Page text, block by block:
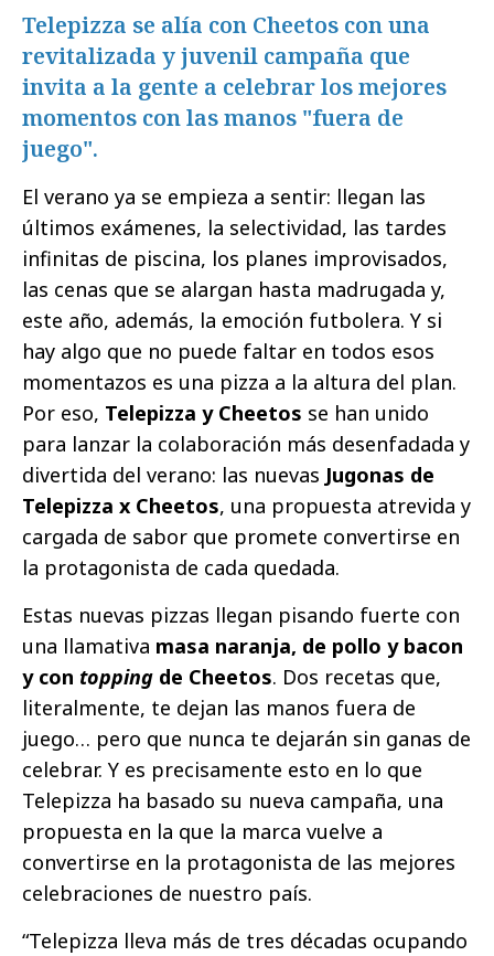
Telepizza se alía con Cheetos con una
revitalizada y juvenil campaña que
invita a la gente a celebrar los mejores
momentos con las manos "fuera de
juego".
El verano ya se empieza a sentir: llegan las
últimos exámenes, la selectividad, las tardes
infinitas de piscina, los planes improvisados,
las cenas que se alargan hasta madrugada y,
este año, además, la emoción futbolera. Y si
hay algo que no puede faltar en todos esos
momentazos es una pizza a la altura del plan.
Por eso, Telepizza y Cheetos se han unido
para lanzar la colaboración más desenfadada y
divertida del verano: las nuevas Jugonas de
Telepizza x Cheetos, una propuesta atrevida y
cargada de sabor que promete convertirse en
la protagonista de cada quedada.
Estas nuevas pizzas llegan pisando fuerte con
una llamativa masa naranja, de pollo y bacon
y con topping de Cheetos. Dos recetas que,
literalmente, te dejan las manos fuera de
juego… pero que nunca te dejarán sin ganas de
celebrar. Y es precisamente esto en lo que
Telepizza ha basado su nueva campaña, una
propuesta en la que la marca vuelve a
convertirse en la protagonista de las mejores
celebraciones de nuestro país.
“Telepizza lleva más de tres décadas ocupando